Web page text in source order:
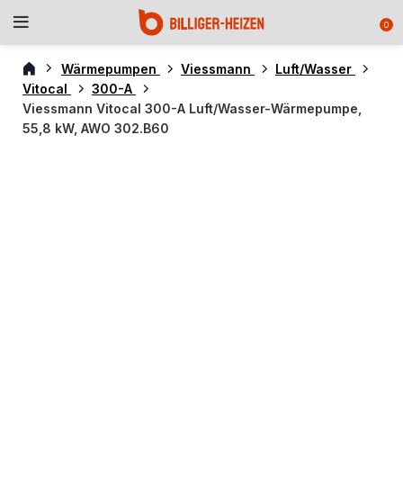
0
Wärmepumpen Viessmann
Luft/Wasser
Vitocal
300-A
Viessmann Vitocal 300-A Luft/Wasser-Wärmepumpe,
55,8 kW, AWO 302.B60